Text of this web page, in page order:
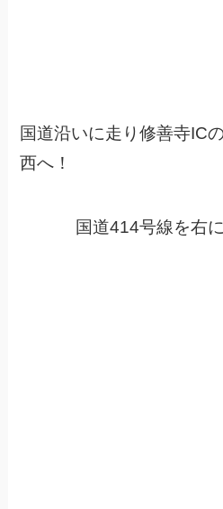
国道沿いに走り修善寺IC
西へ！
国道414号線を右